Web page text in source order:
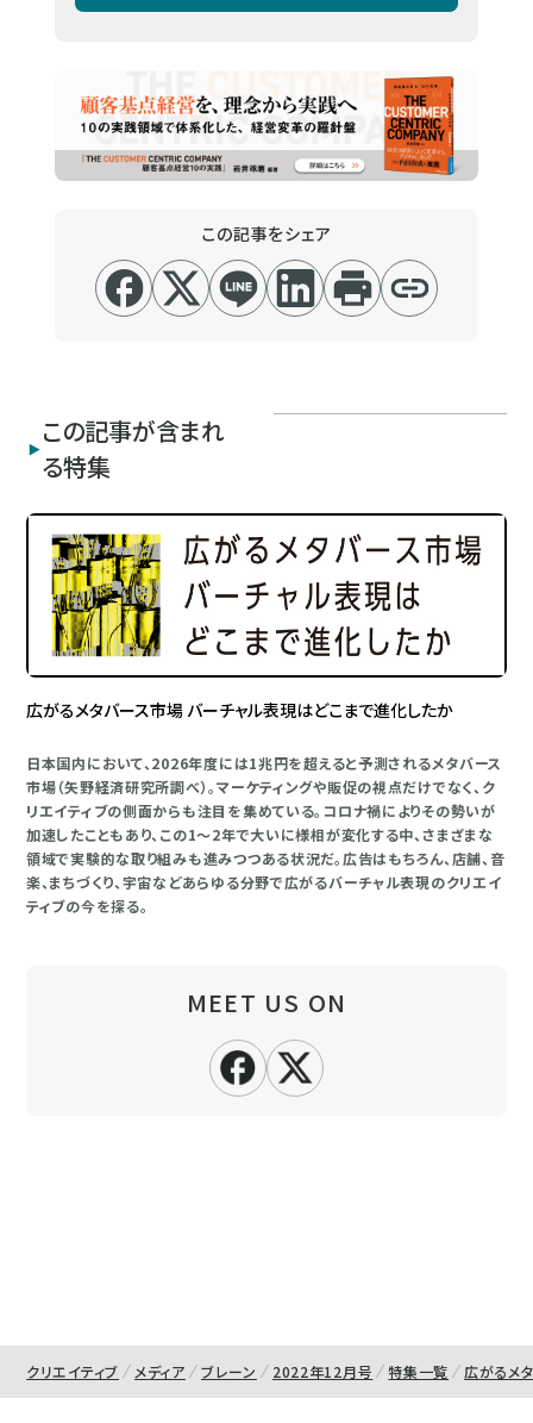
この記事をシェア
この記事が含まれ
る特集
広がるメタバース市場 バーチャル表現はどこまで進化したか
日本国内において、2026年度には1兆円を超えると予測されるメタバース
市場（矢野経済研究所調べ）。マーケティングや販促の視点だけでなく、ク
リエイティブの側面からも注目を集めている。コロナ禍によりその勢いが
加速したこともあり、この1～2年で大いに様相が変化する中、さまざまな
領域で実験的な取り組みも進みつつある状況だ。広告はもちろん、店舗、音
楽、まちづくり、宇宙などあらゆる分野で広がるバーチャル表現のクリエイ
ティブの今を探る。
MEET US ON
クリエイティブ メディア ブレーン 2022年12月号 特集一覧 広がるメ